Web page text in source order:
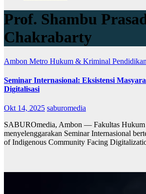
Prof. Shambu
Chakrabarty
Ambon Metro Hukum & Kriminal
Seminar Internasional: Eksistensi
Digitalisasi
Okt 14, 2025 saburomedia
SABUROmedia, Ambon — Fakultas Hukum
menyelenggarakan Seminar Internasional
of Indigenous Community Facing